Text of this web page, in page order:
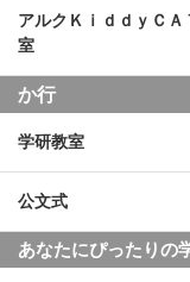
アルクＫｉｄｄｙＣＡ
室
か行
学研教室
公文式
あなたにぴったりの